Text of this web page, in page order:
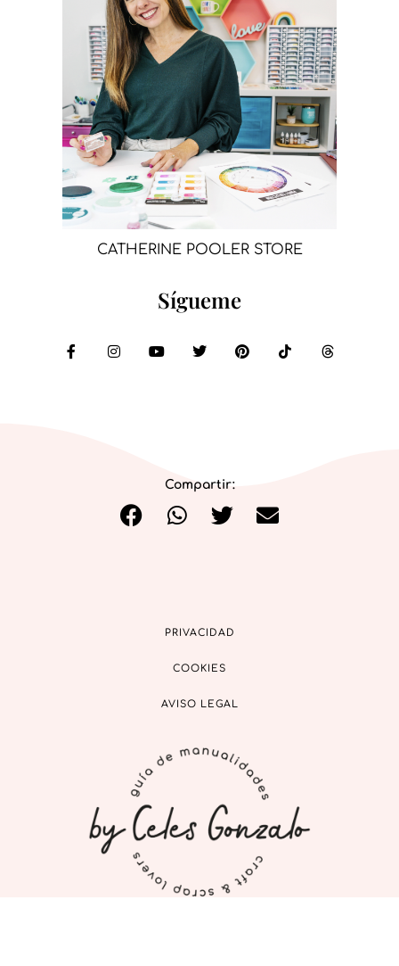
CATHERINE POOLER STORE
Sígueme
Compartir:
PRIVACIDAD
COOKIES
AVISO LEGAL